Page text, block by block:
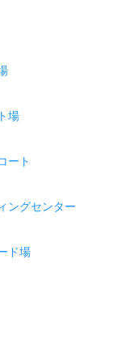
場
ート
ングセンター
ド場